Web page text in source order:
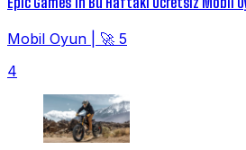
Mobil Oyun
🚀 5
4